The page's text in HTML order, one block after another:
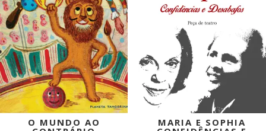
O MUNDO AO MARIA E SOPHIA